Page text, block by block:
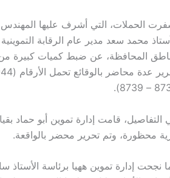
الحملات، التي أشرف عليها
محمد سعد مدير عام الرقابة
المحافظة، عن ضبط كميات كبيرة من
8738 –
محظورة، وتم تحرير محضر بالواقعة.